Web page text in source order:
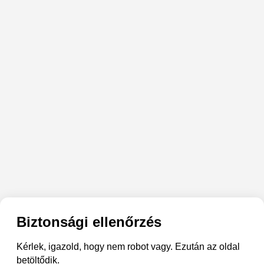
Biztonsági ellenőrzés
Kérlek, igazold, hogy nem robot vagy. Ezután az oldal
betöltődik.